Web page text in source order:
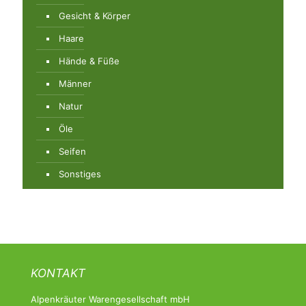
Gesicht & Körper
Haare
Hände & Füße
Männer
Natur
Öle
Seifen
Sonstiges
KONTAKT
Alpenkräuter Warengesellschaft mbH